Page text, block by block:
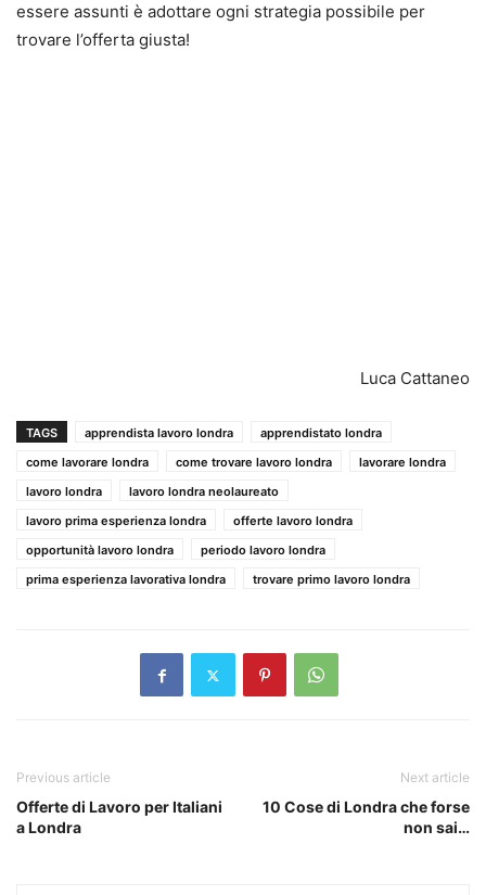
essere assunti è adottare ogni strategia possibile per
trovare l’offerta giusta!
Luca Cattaneo
TAGS apprendista lavoro londra
apprendistato londra
come lavorare londra
come trovare lavoro londra
lavorare londra
lavoro londra
lavoro londra neolaureato
lavoro prima esperienza londra
offerte lavoro londra
opportunità lavoro londra
periodo lavoro londra
prima esperienza lavorativa londra
trovare primo lavoro londra
Previous article
Offerte di Lavoro per Italiani
a Londra
Next article
10 Cose di Londra che forse
non sai…